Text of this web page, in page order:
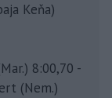
Keňa)
8:00,70 -
(Nem.)